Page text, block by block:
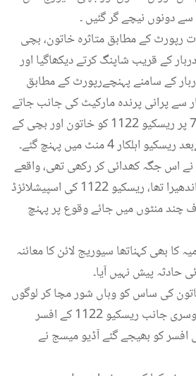
دونوں نیچے گر گئیں ۔
رپورٹ کے مطابق متاثرہ خاتون، بچی
پر داتا دربار کے قریب شاپنگ کرتے دیکھاگیا اور
پر داتا دربار کے سامنے پہنچےرپورٹ کے مطابق
سے پرانی پرندہ مارکیٹ کی جانب جاتے
دکھائی دیئے اور پھر 7:32 پر ریسکیو 1122 کو خاتون اور بچی کے
4 منٹ میں پہنچ گئے۔
نے اس جگہ کھدائی کر رکھی تھی، واقعے
کے وقت اس علاقے میں اندھیرا تھا، ریسکیو 1122 کی اسپیشلائزڈ
چند منٹوں میں جائے وقوع پر پہنچ
کا بھی کہناتھا سیوریج لائن کا معائنہ
حادثہ پیش نہیں آیا۔
کی ساس کو وہاں شور مچا کر لوگوں
کو بلاتے ہوئے دیکھا گیا۔دوسری جانب ریسکیو 1122 کے افسر
افسر کو بھیجے گئے آڈیو میسج نے